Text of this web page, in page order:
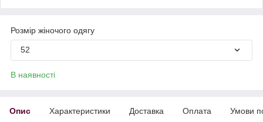
Розмір жіночого одягу
52
В наявності
Опис Характеристики Доставка Оплата Умови